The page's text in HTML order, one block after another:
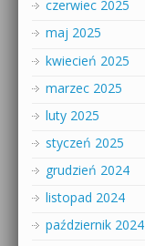
czerwiec 2025
maj 2025
kwiecień 2025
marzec 2025
luty 2025
styczeń 2025
grudzień 2024
listopad 2024
październik 2024